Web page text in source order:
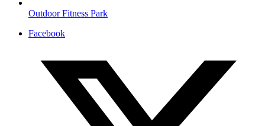
Outdoor Fitness Park
Facebook